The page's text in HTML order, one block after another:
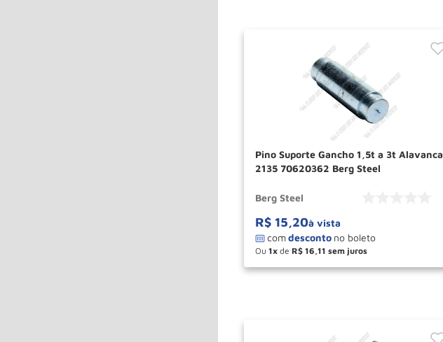
Pino Suporte Gancho 1,5t a 3t Alavanca
2135 70620362 Berg Steel
Berg Steel
R$ 15,20à vista
Ou 1 de R$ 16 11
＋
－ COMPRAR